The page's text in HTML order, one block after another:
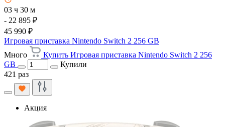
03 ч 30 м
- 22 895 ₽
45 990 ₽
Игровая приставка Nintendo Switch 2 256 GB
Много
Купить Игровая приставка Nintendo Switch 2 256
GB
Купили
421 раз
Акция